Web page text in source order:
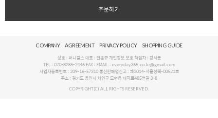
주문하기
COMPANY AGREEMENT PRIVACY POLICY SHOPPING GUIDE
상호 : 퍼니걸스 대표 : 안춘규 개인정보 보호 책임자 : 강서윤
TEL : 070-8285-2446 FAX : EMAIL : everyday365.co.kr@gmail.com
사업자등록번호 : 209-16-57310 통신판매업신고 : 제2014-서울성북-00521호
주소 : 경기도 용인시 처인구 모현읍 대지로485번길 3-8
COPYRIGHT(C) ALL RIGHTS RESERVED.